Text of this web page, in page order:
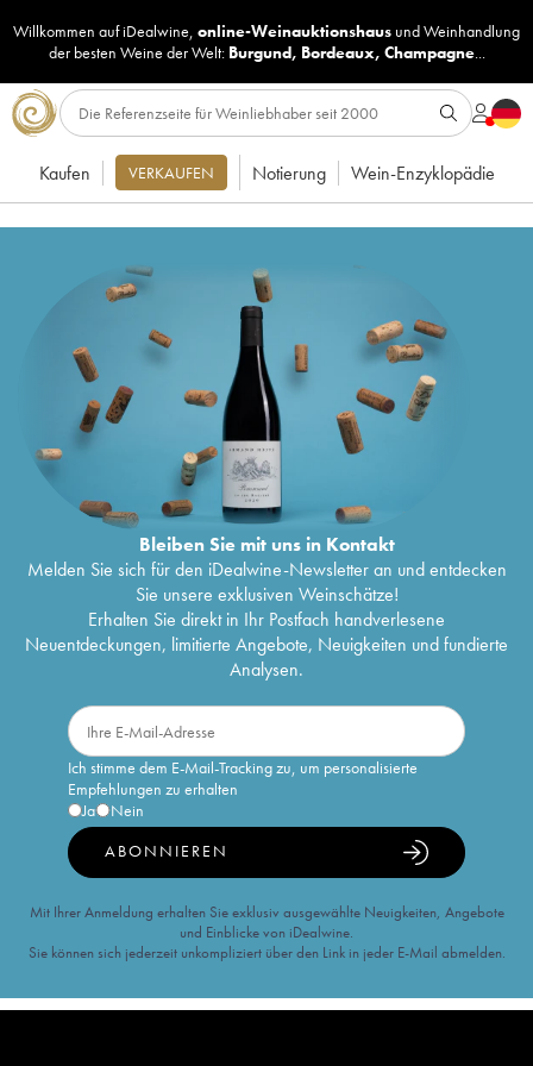
Willkommen auf iDealwine, online-Weinauktionshaus undWeinhandlung
der besten Weine der Welt: Burgund, Bordeaux, Champagne...
Kaufen VERKAUFEN Notierung Wein-Enzyklopädie
Bleiben Sie mit uns in Kontakt
Melden Sie sich für den iDealwine-Newsletter an und entdecken
Sie unsere exklusiven Weinschätze!
Erhalten Sie direkt in Ihr Postfach handverlesene
Neuentdeckungen, limitierte Angebote, Neuigkeiten und fundierte
Analysen.
Ich stimme dem E-Mail-Tracking zu, um personalisierte
Empfehlungen zu erhalten
Ja
Nein
ABONNIEREN
Mit Ihrer Anmeldung erhalten Sie exklusiv ausgewählte Neuigkeiten, Angebote
und Einblicke von iDealwine.
Sie können sich jederzeit unkompliziert über den Link in jeder E-Mail abmelden.